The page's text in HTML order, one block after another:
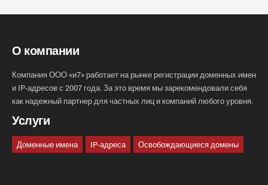
О компании
Компания ООО «и7» работает на рынке регистрации доменных имен
и IP-адресов с 2007 года. За это время мы зарекомендовали себя
как надежный партнер для частных лиц и компаний любого уровня.
Услуги
Доменные имена IP-адреса Освобождающиеся домены